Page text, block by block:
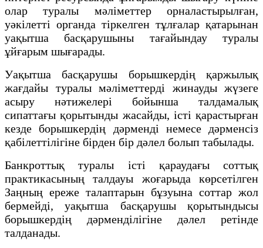
олар туралы мәліметтер орналастырылған,
уәкілетті органда тіркелген тұлғалар қатарынан
уақытша басқарушыны тағайындау туралы
ұйғарым шығарады.
Уақытша басқарушы борышкердің қаржылық
жағдайы туралы мәліметтерді жинауды жүзеге
асыру нәтижелері бойынша талдамалық
сипаттағы қорытынды жасайды, істі қарастырған
кезде борышкердің дәрменді немесе дәрменсіз
қабілеттілігіне бірден бір дәлел болып табылады.
Банкроттық туралы істі қараудағы соттық
практикасының талдауы жоғарыда көрсетілген
Заңның ереже талаптарын бұзуына соттар жол
бермейді, уақытша басқарушы қорытындысы
борышкердің дәрменділігіне дәлел ретінде
талданады.